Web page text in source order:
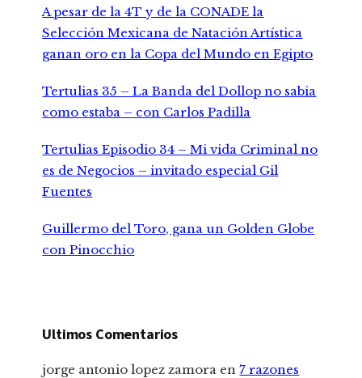
A pesar de la 4T y de la CONADE la
Selección Mexicana de Natación Artística
ganan oro en la Copa del Mundo en Egipto
Tertulias 35 – La Banda del Dollop no sabia
como estaba – con Carlos Padilla
Tertulias Episodio 34 – Mi vida Criminal no
es de Negocios – invitado especial Gil
Fuentes
Guillermo del Toro, gana un Golden Globe
con Pinocchio
Ultimos Comentarios
jorge antonio lopez zamora en7 razones